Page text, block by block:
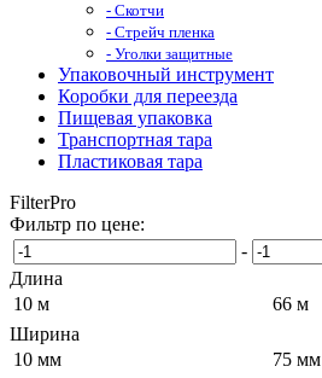
- Скотчи
- Стрейч пленка
- Уголки защитные
Упаковочный инструмент
Коробки для переезда
Пищевая упаковка
Транспортная тара
Пластиковая тара
FilterPro
Фильтр по цене:
-
Длина
10 м
66 м
Ширина
10 мм
75 мм